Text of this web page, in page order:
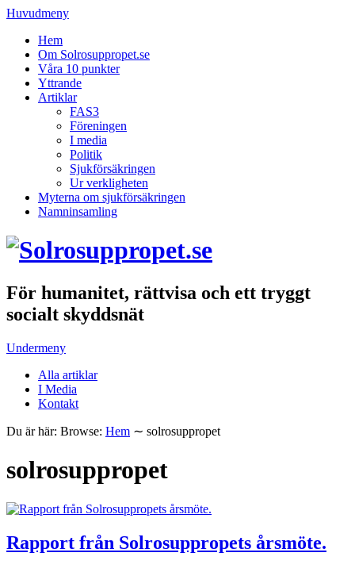
Huvudmeny
Hem
Om Solrosuppropet.se
Våra 10 punkter
Yttrande
Artiklar
FAS3
Föreningen
I media
Politik
Sjukförsäkringen
Ur verkligheten
Myterna om sjukförsäkringen
Namninsamling
För humanitet, rättvisa och ett tryggt
socialt skyddsnät
Undermeny
Alla artiklar
I Media
Kontakt
Du är här: Browse: Hem ∼ solrosuppropet
solrosuppropet
Rapport från Solrosuppropets årsmöte.